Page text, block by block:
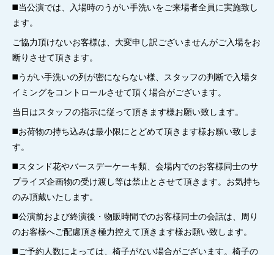
◼️当公演では、入場時のうがい手洗いをご来場者全員に実施致し
ます。
ご協力頂けないお客様は、大変申し訳ございませんがご入場をお
断りさせて頂きます。
◼️うがい手洗いの列が密にならない様、スタッフの判断で入場タ
イミングをコントロールさせて頂く場合がございます。
当日はスタッフの指示に従って頂きます様お願い致します。
◼️お荷物の持ち込みは最小限にとどめて頂きます様お願い致しま
す。
◼️スタンド花やバースデーケーキ類、会場内でのお客様同士のサ
プライズ企画物の受け渡し等は禁止とさせて頂きます。お気持ち
のみ頂戴いたします。
◼️公演前および終演後・物販時間でのお客様同士の会話は、周り
のお客様へご配慮頂き極力控えて頂きます様お願い致します。
◼️ご予約人数によっては、椅子がない場合がございます。椅子の